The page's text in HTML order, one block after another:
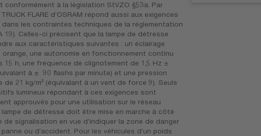
conformément à la législation StVZO §53a. Par
FLARE d’OSRAM répond aussi aux exigences
dans les contraintes techniques de la réglementation
19). Celles-ci précisent que la lampe de détresse
aux caractéristiques suivantes : un éclairage
une autonomie en fonctionnement continu
15 h, une fréquence de clignotement de 1,5 Hz ±
à ± 90 flashs par minute) et une pression
de 21 kg/m² (équivalant à un vent de force 9). Seuls
lumineux répondant à ces exigences sont
approuvés pour une utilisation sur le réseau
lampe de détresse doit être mise en marche à côté
de signalisation en vue d’indiquer la zone de danger
ou d’accident. Pour les véhicules d’un poids